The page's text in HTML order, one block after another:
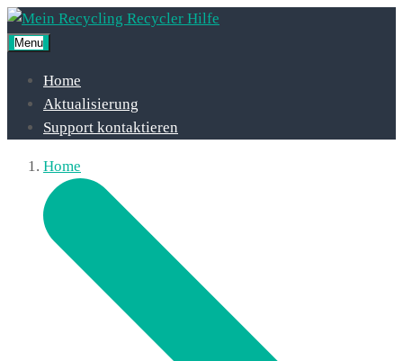
Menu
Home
Aktualisierung
Support kontaktieren
Home